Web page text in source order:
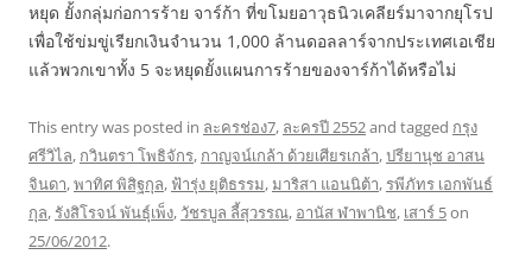
หยุด ยั้งกลุ่มก่อการร้าย จาร์ก้า ที่ขโมยอาวุธนิวเคลียร์มาจากยุโรป
เพื่อใช้ข่มขู่เรียกเงินจำนวน 1,000 ล้านดอลลาร์จากประเทศเอเชีย
แล้วพวกเขาทั้ง 5 จะหยุดยั้งแผนการร้ายของจาร์ก้าได้หรือไม่
This entry was posted in ละครช่อง7, ละครปี 2552and tagged กรุง
ศรีวิไล, กวินตรา โพธิจักร, กาญจน์เกล้า ด้วยเศียรเกล้า,ปรียานุช อาสน
จินดา,พาทิศ พิสิฐกุล, ฟ้ารุ่ง ยุติธรรม,มาริสา แอนนิต้า, รพีภัทร เอกพันธ์
กุล, รังสิโรจน์ พันธุ์เพ็ง, วัชรบูล ลี้สุวรรณ, อานัส ฬาพานิช, เสาร์ 5on
25/06/2012.